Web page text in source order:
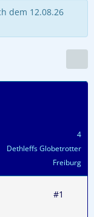
dem 12.08.26
4
Dethleffs Globetrotter
Freiburg
#1